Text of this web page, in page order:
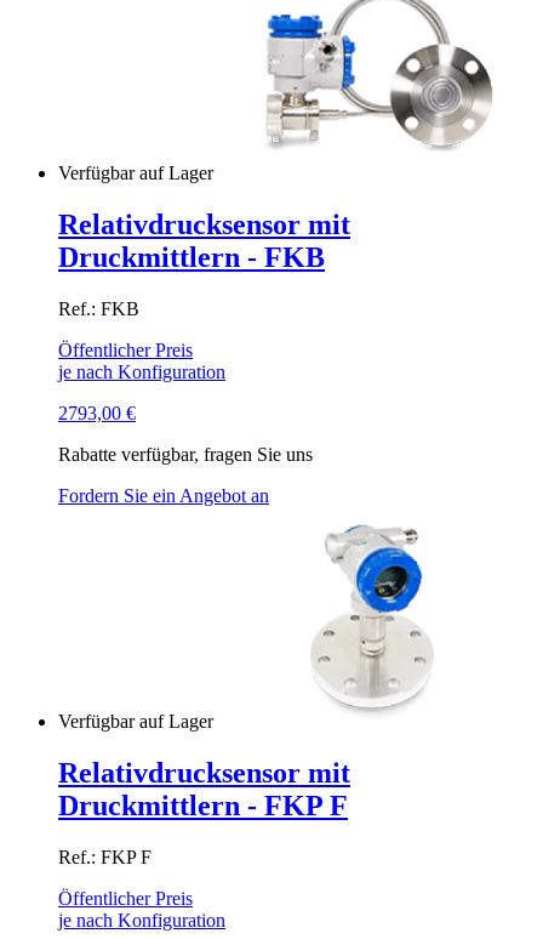
Verfügbar auf Lager
Relativdrucksensor mit
Druckmittlern - FKB
Ref.: FKB
Öffentlicher Preis
je nach Konfiguration
2793,00 €
Rabatte verfügbar, fragen Sie uns
Fordern Sie ein Angebot an
Verfügbar auf Lager
Relativdrucksensor mit
Druckmittlern - FKP F
Ref.: FKP F
Öffentlicher Preis
je nach Konfiguration